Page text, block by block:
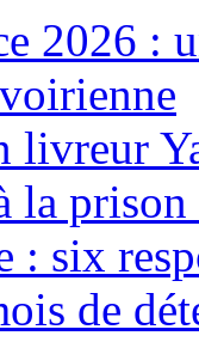
2026 :
livreur
la
: six
de